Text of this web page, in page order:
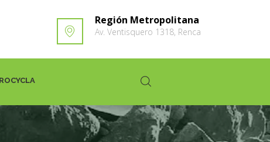
Región Metropolitana
Av. Ventisquero 1318, Renca